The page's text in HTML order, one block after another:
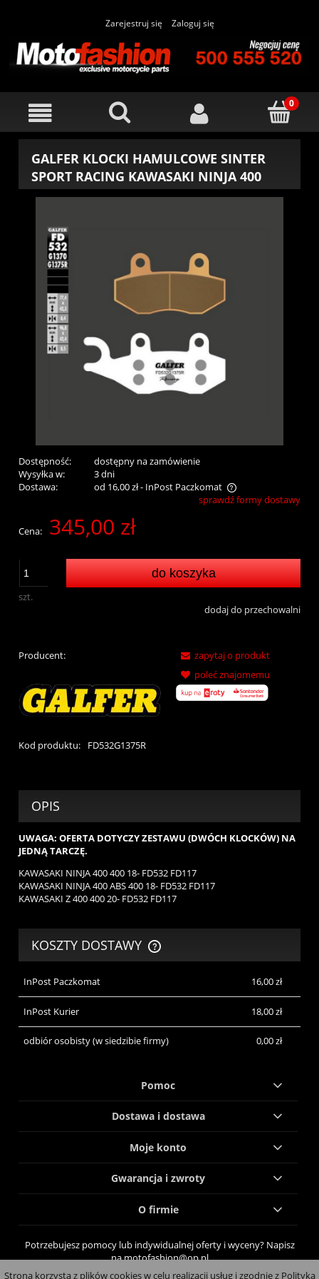
Strona korzysta z plików cookies w celu realizacji usług i zgodnie z Polityką
Zarejestruj się Zaloguj się
GALFER KLOCKI HAMULCOWE SINTER
SPORT RACING KAWASAKI NINJA 400
Dostępność:
dostępny na zamówienie
Wysyłka w:
3 dni
Dostawa:
od 16,00 zł- InPost Paczkomat
Cena nie zawiera ewentualnych kosztów płatnościsprawdź formy dostawy
Cena: 345,00 zł
szt.
do koszyka
dodaj do przechowalni
Producent:
Kod produktu: FD532G1375R
zapytaj o produkt
poleć znajomemu
OPIS
UWAGA: OFERTA DOTYCZY ZESTAWU (DWÓCH KLOCKÓW) NA
JEDNĄ TARCZĘ.
KAWASAKI NINJA 400 400 18- FD532 FD117
KAWASAKI NINJA 400 ABS 400 18- FD532 FD117
KAWASAKI Z 400 400 20- FD532 FD117
KOSZTY DOSTAWY
CENA NIE ZAWIERA EWENTUALNYCH KOSZTÓW PŁATNOŚCI
InPost Paczkomat 16,00 zł
InPost Kurier 18,00 zł
odbiór osobisty(w siedzibie firmy) 0,00 zł
Pomoc
Dostawa i dostawa
Moje konto
Gwarancja i zwroty
O firmie
Potrzebujesz pomocy lub indywidualnej oferty i wyceny? Napisz
na motofashion@op.pl